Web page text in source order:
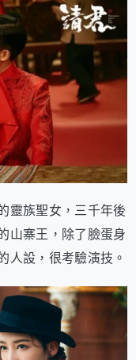
靈族聖女，三千年後
山寨王，除了臉蛋身
人設，很考驗演技。